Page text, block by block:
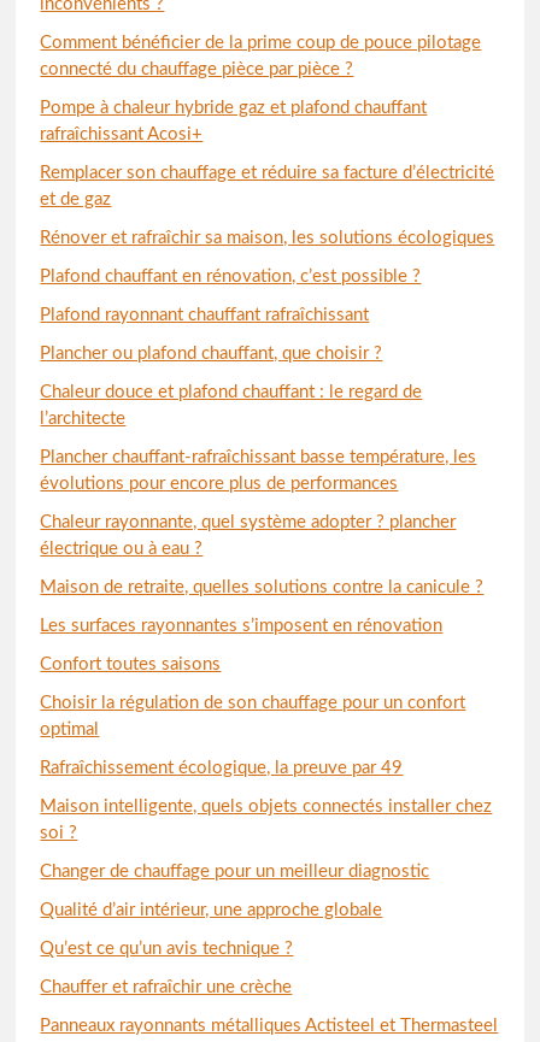
inconvénients ?
Comment bénéficier de la prime coup de pouce pilotage
connecté du chauffage pièce par pièce ?
Pompe à chaleur hybride gaz et plafond chauffant
rafraîchissant Acosi+
Remplacer son chauffage et réduire sa facture d’électricité
et de gaz
Rénover et rafraîchir sa maison, les solutions écologiques
Plafond chauffant en rénovation, c’est possible ?
Plafond rayonnant chauffant rafraîchissant
Plancher ou plafond chauffant, que choisir ?
Chaleur douce et plafond chauffant : le regard de
l’architecte
Plancher chauffant-rafraîchissant basse température, les
évolutions pour encore plus de performances
Chaleur rayonnante, quel système adopter ? plancher
électrique ou à eau ?
Maison de retraite, quelles solutions contre la canicule ?
Les surfaces rayonnantes s’imposent en rénovation
Confort toutes saisons
Choisir la régulation de son chauffage pour un confort
optimal
Rafraîchissement écologique, la preuve par 49
Maison intelligente, quels objets connectés installer chez
soi ?
Changer de chauffage pour un meilleur diagnostic
Qualité d’air intérieur, une approche globale
Qu’est ce qu’un avis technique ?
Chauffer et rafraîchir une crèche
Panneaux rayonnants métalliques Actisteel et Thermasteel